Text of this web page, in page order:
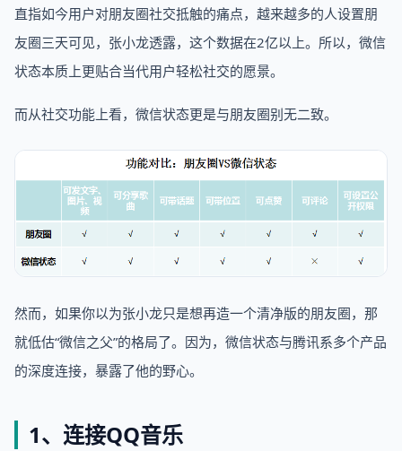
直指如今用户对朋友圈社交抵触的痛点，越来越多的人设置朋
友圈三天可见，张小龙透露，这个数据在2亿以上。所以，微信
状态本质上更贴合当代用户轻松社交的愿景。
而从社交功能上看，微信状态更是与朋友圈别无二致。
然而，如果你以为张小龙只是想再造一个清净版的朋友圈，那
就低估“微信之父”的格局了。因为，微信状态与腾讯系多个产品
的深度连接，暴露了他的野心。
1、连接QQ音乐